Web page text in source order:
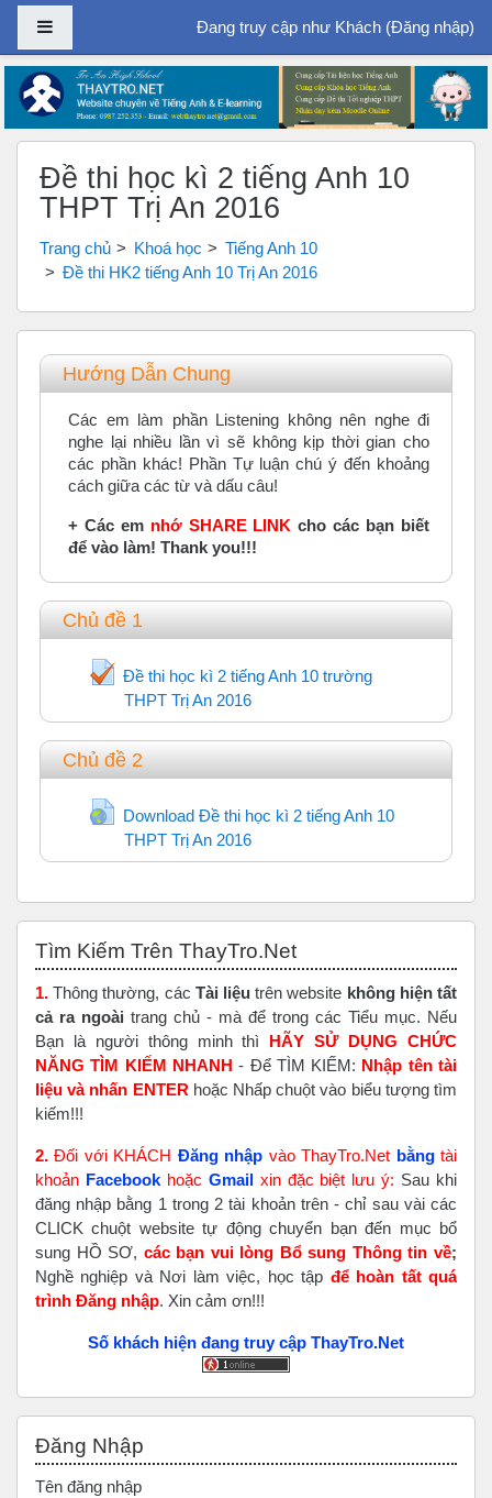
Chuyển tới nội dung chính
Bảng điều khiển cạnhĐang truy cập như Khách (Đăng nhập)
Đề thi học kì 2 tiếng Anh 10
THPT Trị An 2016
Trang chủ Khoá học
Tiếng Anh 10
Đề thi HK2 tiếng Anh 10 Trị An 2016
Tổng quan các chủ đề
Hướng Dẫn Chung
Các em làm phần Listening không nên nghe đi
nghe lại nhiều lần vì sẽ không kịp thời gian cho
các phần khác! Phần Tự luận chú ý đến khoảng
cách giữa các từ và dấu câu!
+ Các em nhớ SHARE LINK cho các bạn biết
để vào làm! Thank you!!!
Chủ đề 1
Đề thi học kì 2 tiếng Anh 10 trường
THPT Trị An 2016Trắc nghiệm
Chủ đề 2
Download Đề thi học kì 2 tiếng Anh 10
THPT Trị An 2016
URL
Tìm Kiếm Trên ThayTro.Net
1. Thông thường, các Tài liệu trên website không hiện tất
cả ra ngoài trang chủ - mà để trong các Tiểu mục. Nếu
Bạn là người thông minh thì HÃY SỬ DỤNG CHỨC
NĂNG TÌM KIẾM NHANH - Để TÌM KIẾM: Nhập tên tài
liệu và nhấn ENTER hoặc Nhấp chuột vào biểu tượng tìm
kiếm!!!
2. Đối với KHÁCH Đăng nhập vào ThayTro.Net bằngtài
khoản Facebook hoặc Gmailxin đặc biệt lưu ý: Sau khi
đăng nhập bằng 1 trong 2 tài khoản trên - chỉ sau vài các
CLICK chuột website tự động chuyển bạn đến mục bổ
sung HỒ SƠ, các bạn vui lòng Bổ sung Thông tin về;
Nghề nghiệp và Nơi làm việc, học tập để hoàn tấtquá
trình Đăng nhập. Xin cảm ơn!!!
Số khách hiện đang truy cập ThayTro.Net
Đăng Nhập
Tên đăng nhập